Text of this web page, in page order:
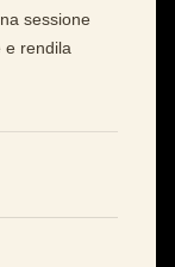
sessione
e rendila